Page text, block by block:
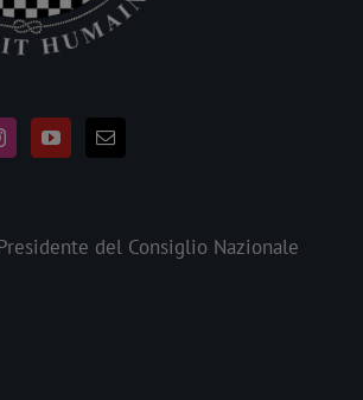
del Consiglio Nazionale